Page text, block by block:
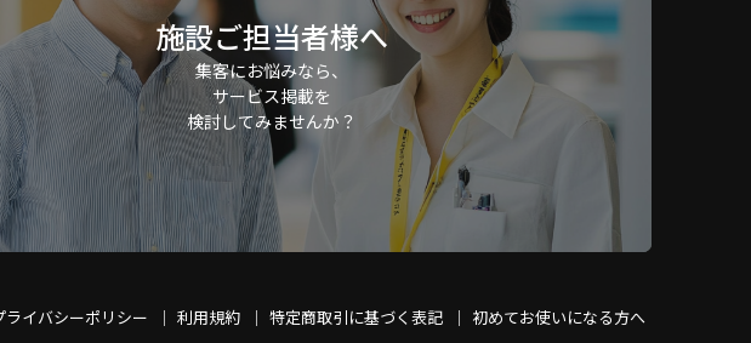
施設ご担当者様へ
集客にお悩みなら、
サービス掲載を
検討してみませんか？
ライバシーポリシー 利用規約 特定商取引に基づく表記 初めてお使いになる方へ